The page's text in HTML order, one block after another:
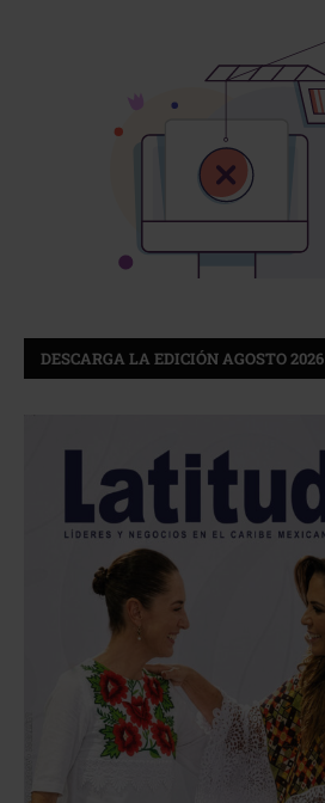
DESCARGA LA EDICIÓN AGOSTO 2026